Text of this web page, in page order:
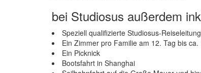
bei Studiosus außerdem
Speziell qualifizierte Studiosus-Reiseleitung
Ein Zimmer pro Familie am 12. Tag bis ca.
Ein Picknick
Bootsfahrt in Shanghai